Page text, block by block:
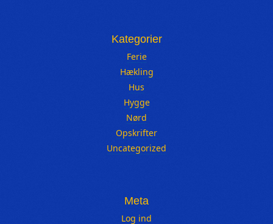
Kategorier
Ferie
Hækling
Hus
Hygge
Nørd
Opskrifter
Uncategorized
Meta
Log ind